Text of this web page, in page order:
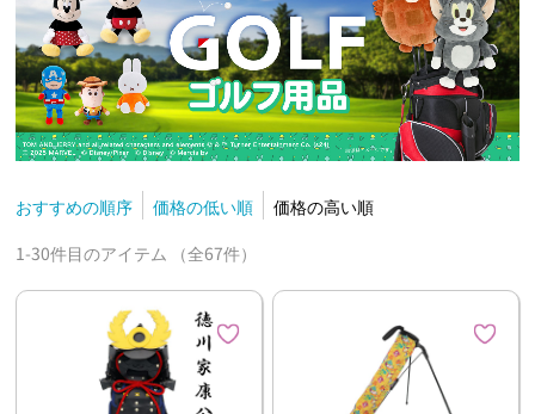
おすすめの順序 価格の低い順
価格の高い順
1-30件目のアイテム （全67件）